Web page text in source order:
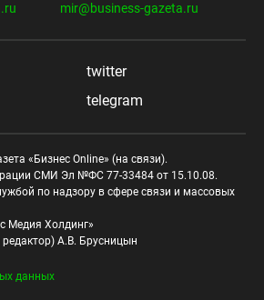
mir@business-gazeta.ru
twitter
telegram
«Бизнес Online» (на связи).
СМИ Эл №ФС 77-33484 от 15.10.08.
по надзору в сфере связи и массовых
Медия Холдинг»
А.В. Брусницын
данных